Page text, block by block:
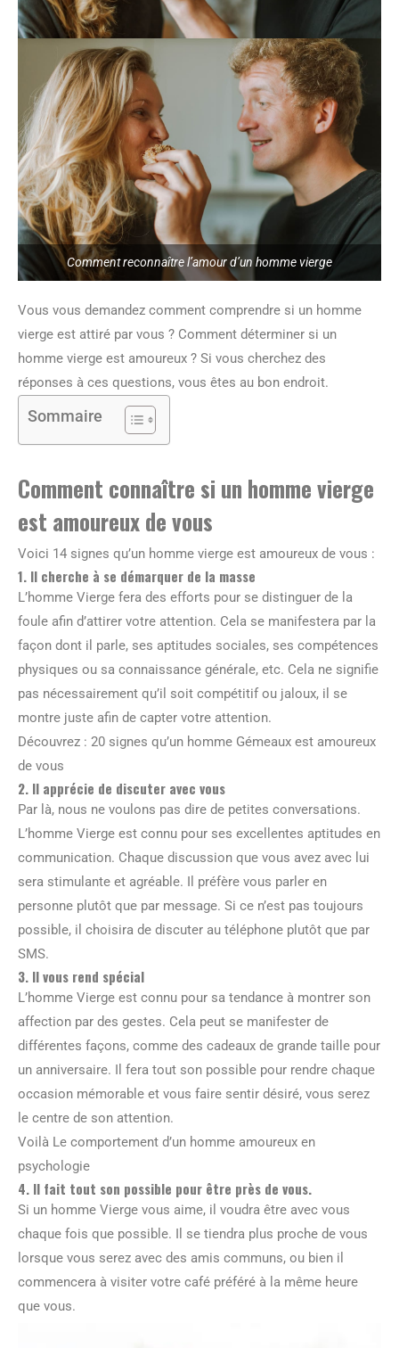
Comment reconnaître l’amour d’un homme vierge
Vous vous demandez comment comprendre si un homme
vierge est attiré par vous ? Comment déterminer si un
homme vierge est amoureux ? Si vous cherchez des
réponses à ces questions, vous êtes au bon endroit.
Sommaire
Comment connaître si un homme vierge
est amoureux de vous
Voici 14 signes qu’un homme vierge est amoureux de vous :
1. Il cherche à se démarquer de la masse
L’homme Vierge fera des efforts pour se distinguer de la
foule afin d’attirer votre attention. Cela se manifestera par la
façon dont il parle, ses aptitudes sociales, ses compétences
physiques ou sa connaissance générale, etc. Cela ne signifie
pas nécessairement qu’il soit compétitif ou jaloux, il se
montre juste afin de capter votre attention.
Découvrez : 20 signes qu’un homme Gémeaux est amoureux
de vous
2. Il apprécie de discuter avec vous
Par là, nous ne voulons pas dire de petites conversations.
L’homme Vierge est connu pour ses excellentes aptitudes en
communication. Chaque discussion que vous avez avec lui
sera stimulante et agréable. Il préfère vous parler en
personne plutôt que par message. Si ce n’est pas toujours
possible, il choisira de discuter au téléphone plutôt que par
SMS.
3. Il vous rend spécial
L’homme Vierge est connu pour sa tendance à montrer son
affection par des gestes. Cela peut se manifester de
différentes façons, comme des cadeaux de grande taille pour
un anniversaire. Il fera tout son possible pour rendre chaque
occasion mémorable et vous faire sentir désiré, vous serez
le centre de son attention.
Voilà Le comportement d’un homme amoureux en
psychologie
4. Il fait tout son possible pour être près de vous.
Si un homme Vierge vous aime, il voudra être avec vous
chaque fois que possible. Il se tiendra plus proche de vous
lorsque vous serez avec des amis communs, ou bien il
commencera à visiter votre café préféré à la même heure
que vous.